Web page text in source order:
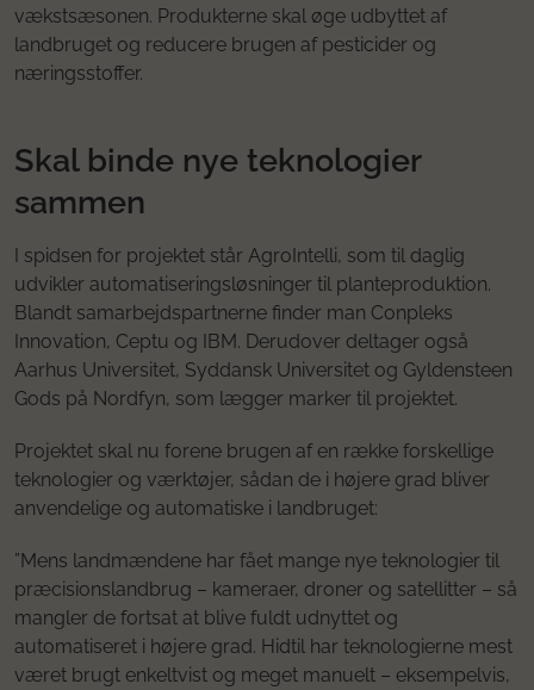
vækstsæsonen. Produkterne skal øge udbyttet af
landbruget og reducere brugen af pesticider og
næringsstoffer.
Skal binde nye teknologier
sammen
I spidsen for projektet står AgroIntelli, som til daglig
udvikler automatiseringsløsninger til planteproduktion.
Blandt samarbejdspartnerne finder man Conpleks
Innovation, Ceptu og IBM. Derudover deltager også
Aarhus Universitet, Syddansk Universitet og Gyldensteen
Gods på Nordfyn, som lægger marker til projektet.
Projektet skal nu forene brugen af en række forskellige
teknologier og værktøjer, sådan de i højere grad bliver
anvendelige og automatiske i landbruget:
”Mens landmændene har fået mange nye teknologier til
præcisionslandbrug – kameraer, droner og satellitter – så
mangler de fortsat at blive fuldt udnyttet og
automatiseret i højere grad. Hidtil har teknologierne mest
været brugt enkeltvist og meget manuelt – eksempelvis,